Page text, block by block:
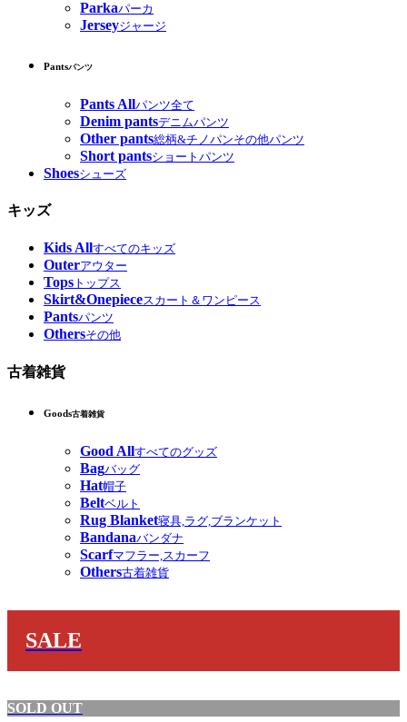
Parkaパーカ
Jerseyジャージ
Pantsパンツ
Pants Allパンツ全て
Denim pantsデニムパンツ
Other pants総柄&チノパンその他パンツ
Short pantsショートパンツ
Shoesシューズ
キッズ
Kids Allすべてのキッズ
Outerアウター
Tops トップス
Skirt&Onepieceスカート＆ワンピース
Pantsパンツ
Othersその他
古着雑貨
Goods古着雑貨
Good Allすべてのグッズ
Bagバッグ
Hat帽子
Beltベルト
Rug Blanket寝具,ラグ,ブランケット
Bandanaバンダナ
Scarfマフラー,スカーフ
Others古着雑貨
SALE
SOLD OUT